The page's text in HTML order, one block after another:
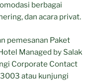
berbagai
dan acara privat.
pemesanan Paket
Managed by Salak
Corporate Contact
atau kunjungi